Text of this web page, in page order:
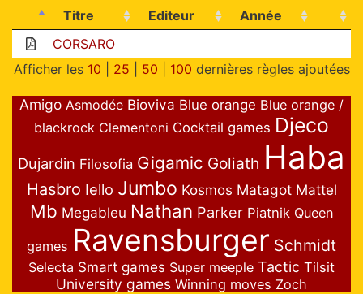
Titre Editeur
Année
CORSARO
Afficher les 10 25 50 100 dernières règles ajoutées
Amigo Asmodée Bioviva Blue orange Blue orange /
blackrock Clementoni Cocktail games Djeco
Dujardin Filosofia Gigamic Goliath Haba
Hasbro Iello Jumbo Kosmos Matagot Mattel
Mb Megableu Nathan Parker Piatnik Queen
games Ravensburger Schmidt
Selecta Smart games Super meeple Tactic Tilsit
University games Winning moves Zoch